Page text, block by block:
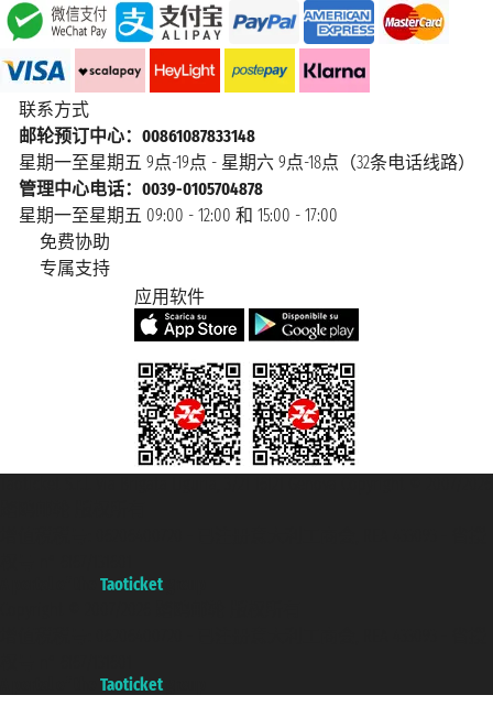
联系方式
邮轮预订中心：00861087833148
星期一至星期五 9点-19点 - 星期六 9点-18点（32条电话线路）
管理中心电话：0039-0105704878
星期一至星期五 09:00 - 12:00 和 15:00 - 17:00
免费协助
专属支持
应用软件
Taoticket
Taoticket